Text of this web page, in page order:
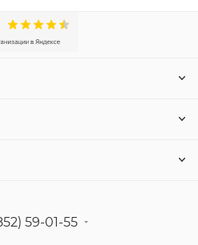
59-01-55